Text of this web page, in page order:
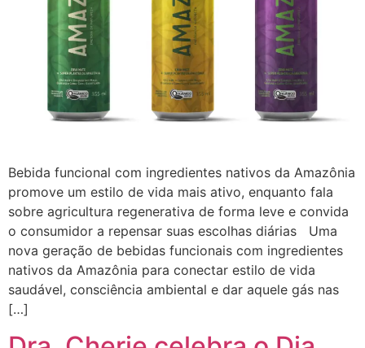
Bebida funcional com ingredientes nativos da Amazônia
promove um estilo de vida mais ativo, enquanto fala
sobre agricultura regenerativa de forma leve e convida
o consumidor a repensar suas escolhas diárias Uma
nova geração de bebidas funcionais com ingredientes
nativos da Amazônia para conectar estilo de vida
saudável, consciência ambiental e dar aquele gás nas
[…]